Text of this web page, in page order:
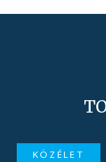
KÖZÉLET